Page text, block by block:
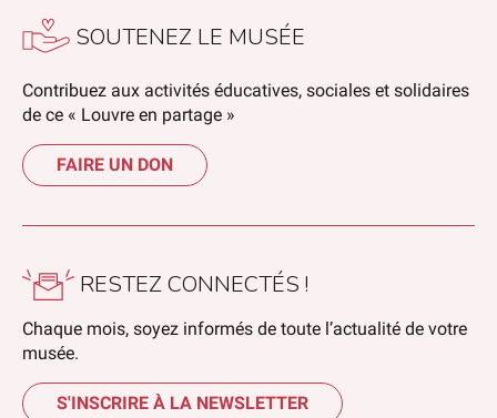
SOUTENEZ LE MUSÉE
Contribuez aux activités éducatives, sociales et solidaires
de ce « Louvre en partage »
FAIRE UN DON
RESTEZ CONNECTÉS !
Chaque mois, soyez informés de toute l’actualité de votre
musée.
S'INSCRIRE À LA NEWSLETTER